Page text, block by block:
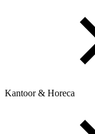
Kantoor & Horeca